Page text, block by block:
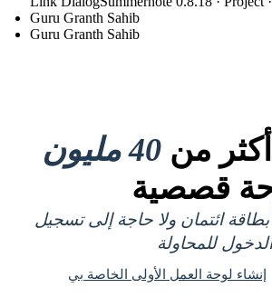
Guru Granth Sahib
Guru Granth Sahib
من 40 مليون
قصصية
بطاقة ائتمان ولا حاجة إلى تسجيل
إنشاء لوحة العمل الأولى الخاصة بي